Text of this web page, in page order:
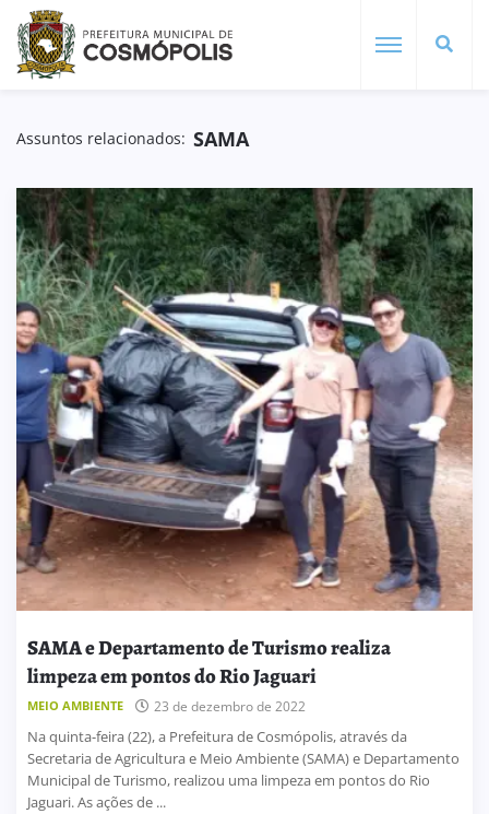
Assuntos relacionados: SAMA
SAMA e Departamento de Turismo realiza
limpeza em pontos do Rio Jaguari
MEIO AMBIENTE 23 de dezembro de 2022
Na quinta-feira (22), a Prefeitura de Cosmópolis, através da
Secretaria de Agricultura e Meio Ambiente (SAMA) e Departamento
Municipal de Turismo, realizou uma limpeza em pontos do Rio
Jaguari. As ações de ...